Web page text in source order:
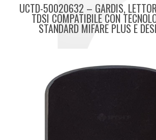
UCTD-50020632 – GARDIS,
TDSI COMPATIBILE CON
STANDARD MIFARE PLUS E